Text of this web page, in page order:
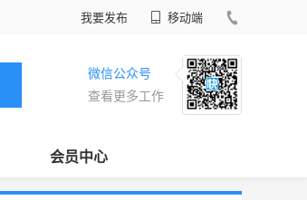
我要发布 移动端
微信公众号
查看更多工作
会员中心